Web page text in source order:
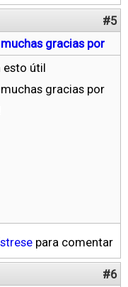
#5
gracias por
esto útil
gracias por
para comentar
#6